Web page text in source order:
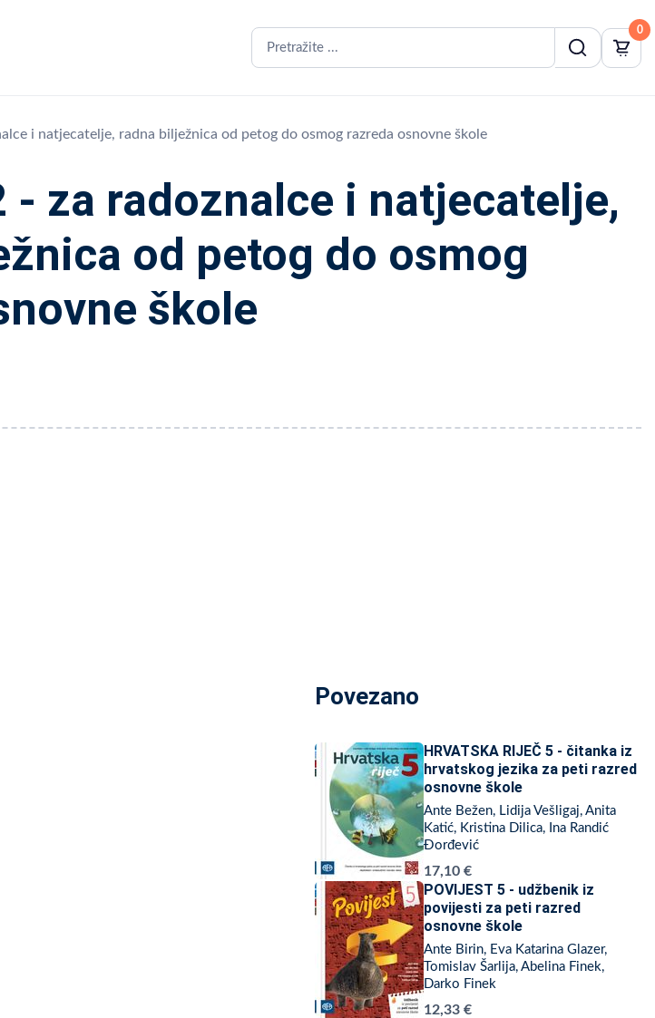
0
i natjecatelje, radna bilježnica od petog do osmog razreda osnovne škole
- za radoznalce i natjecatelje,
od petog do osmog
škole
Povezano
HRVATSKA RIJEČ 5 - čitanka iz
hrvatskog jezika za peti razred
osnovne škole
Ante Bežen, Lidija Vešligaj, Anita
Katić, Kristina Dilica, Ina Randić
Đorđević
17,10 €
POVIJEST 5 - udžbenik iz
povijesti za peti razred
osnovne škole
Ante Birin, Eva Katarina Glazer,
Tomislav Šarlija, Abelina Finek,
Darko Finek
12,33 €